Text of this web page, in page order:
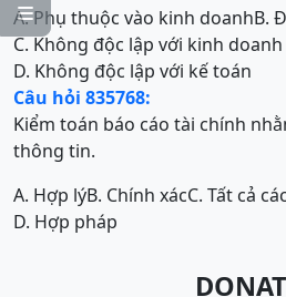

A. Phụ thuộc vào kinh doanhB.
C. Không độc lập với kinh doanh
D. Không độc lập với kế toán
Câu hỏi 835768:
Kiểm toán báo cáo tài chính
thông tin.
A. Hợp lýB. Chính xácC. Tất cả
D. Hợp pháp